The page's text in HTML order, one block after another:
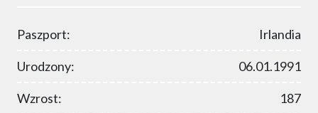
Paszport: Irlandia
Urodzony: 06.01.1991
Wzrost: 187